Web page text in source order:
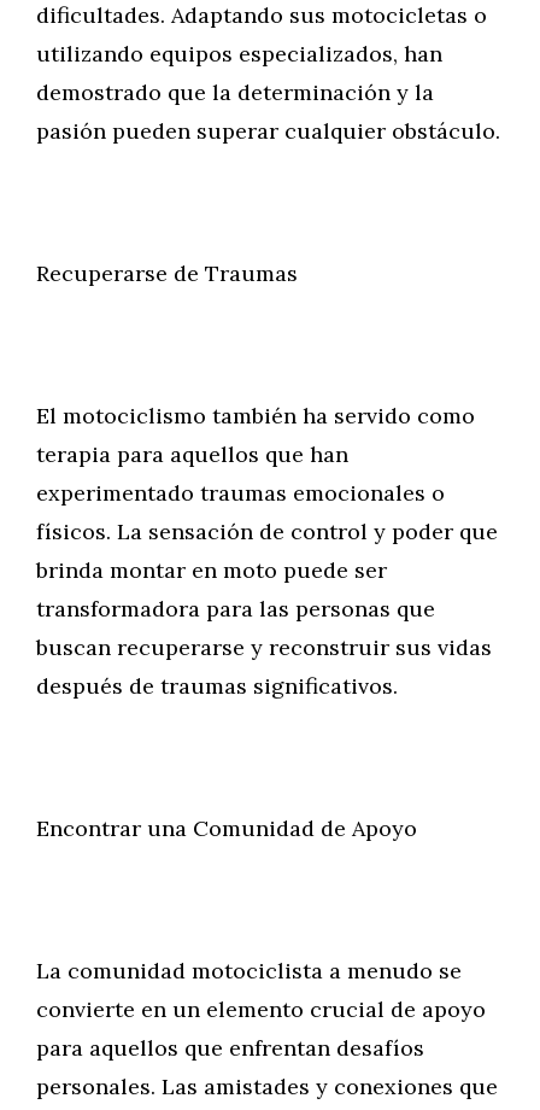
dificultades. Adaptando sus motocicletas o
utilizando equipos especializados, han
demostrado que la determinación y la
pasión pueden superar cualquier obstáculo.
Recuperarse de Traumas
El motociclismo también ha servido como
terapia para aquellos que han
experimentado traumas emocionales o
físicos. La sensación de control y poder que
brinda montar en moto puede ser
transformadora para las personas que
buscan recuperarse y reconstruir sus vidas
después de traumas significativos.
Encontrar una Comunidad de Apoyo
La comunidad motociclista a menudo se
convierte en un elemento crucial de apoyo
para aquellos que enfrentan desafíos
personales. Las amistades y conexiones que